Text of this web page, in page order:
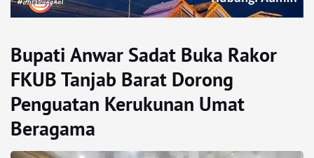
Bupati Anwar Sadat Buka Rakor
FKUB Tanjab Barat Dorong
Penguatan Kerukunan Umat
Beragama